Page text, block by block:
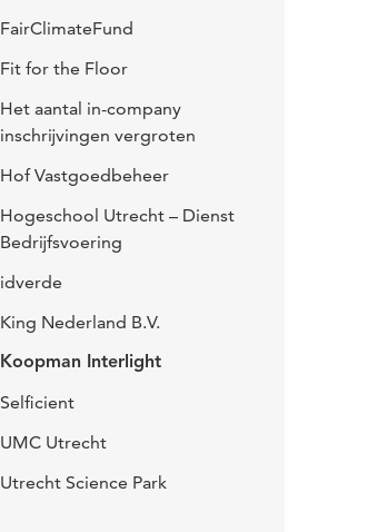
FairClimateFund
Fit for the Floor
Het aantal in-company
inschrijvingen vergroten
Hof Vastgoedbeheer
Hogeschool Utrecht – Dienst
Bedrijfsvoering
idverde
King Nederland B.V.
Koopman Interlight
Selficient
UMC Utrecht
Utrecht Science Park